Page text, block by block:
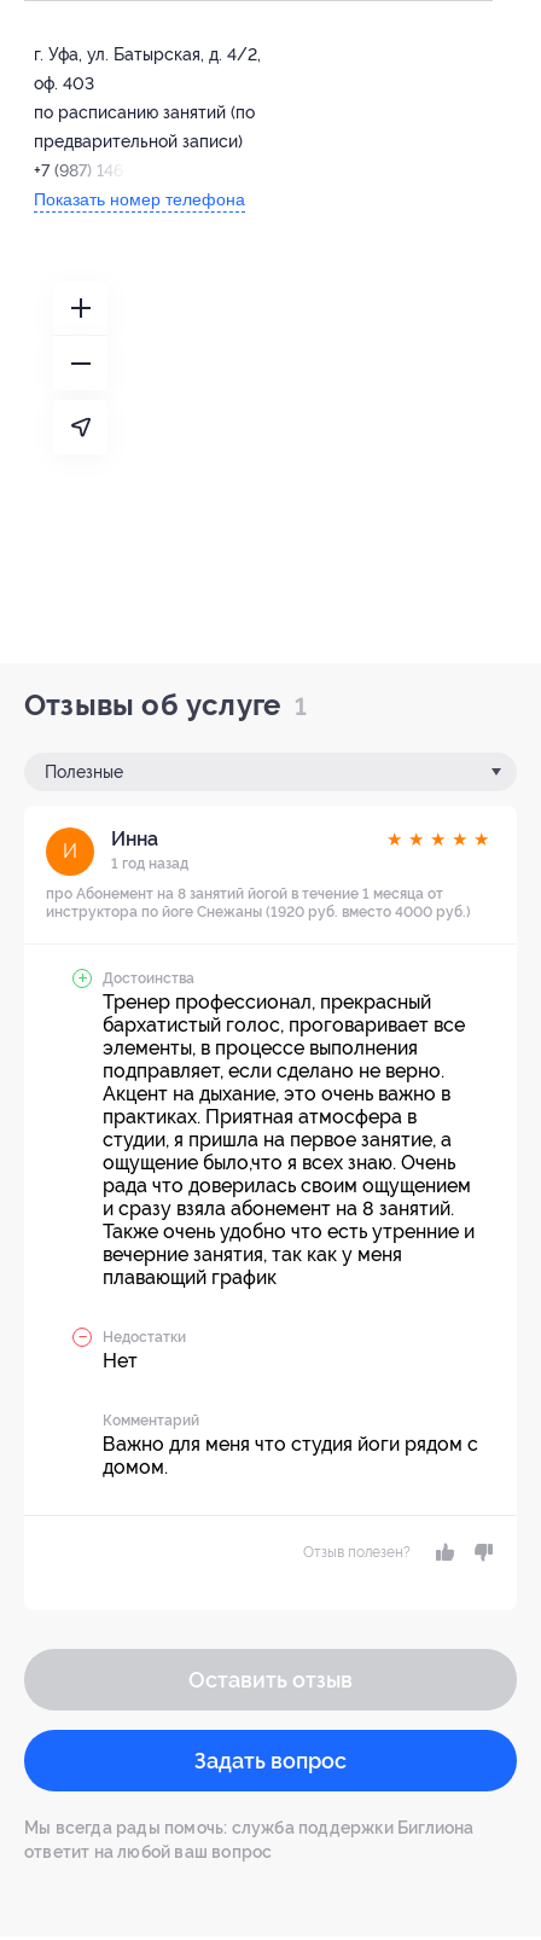
г. Уфа, ул. Батырская, д. 4/2,
оф. 403
по расписанию занятий (по
предварительной записи)
+7 (987) 146-53-05
Показать номер телефона
Отзывы об услуге 1
Полезные
И
Инна
1 год назад
★ ★ ★ ★ ★
про Абонемент на 8 занятий йогой в течение 1 месяца от
инструктора по йоге Снежаны (1920 руб. вместо 4000 руб.)
Достоинства
Тренер профессионал, прекрасный
бархатистый голос, проговаривает все
элементы, в процессе выполнения
подправляет, если сделано не верно.
Акцент на дыхание, это очень важно в
практиках. Приятная атмосфера в
студии, я пришла на первое занятие, а
ощущение было,что я всех знаю. Очень
рада что доверилась своим ощущением
и сразу взяла абонемент на 8 занятий.
Также очень удобно что есть утренние и
вечерние занятия, так как у меня
плавающий график
Недостатки
Нет
Комментарий
Важно для меня что студия йоги рядом с
домом.
Отзыв полезен?
Оставить отзыв
Задать вопрос
Мы всегда рады помочь: служба поддержки Биглиона
ответит на любой ваш вопрос